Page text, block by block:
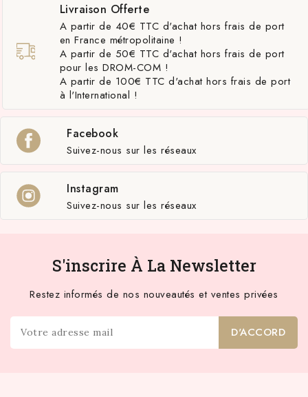
Livraison Offerte
A partir de 40€ TTC d'achat hors frais de port
en France métropolitaine !
A partir de 50€ TTC d'achat hors frais de port
pour les DROM-COM !
A partir de 100€ TTC d'achat hors frais de port
à l'International !
Facebook
Suivez-nous sur les réseaux
Instagram
Suivez-nous sur les réseaux
S'inscrire À La Newsletter
Restez informés de nos nouveautés et ventes privées